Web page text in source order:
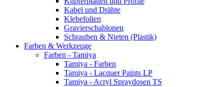
Kabel und Drähte
Klebefolien
Gravierschablonen
Schrauben & Nieten (Plastik)
Farben & Werkzeuge
Farben - Tamiya
Tamiya - Farben
Tamiya - Lacquer Paints LP
Tamiya - Acryl Spraydosen TS